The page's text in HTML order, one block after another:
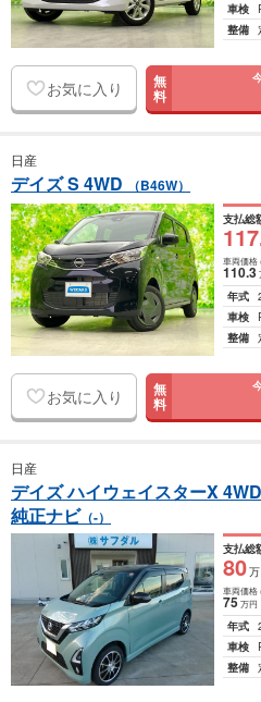
車検
整備
お気に入り 無
料
日産
デイズ S 4WD （B46W）
支払総
117
車両価格
110.3
年式
車検
整備
お気に入り 無
料
日産
デイズ ハイウェイスターX
純正ナビ（-）
支払総
80
車両価格
75万円
年式
車検
整備